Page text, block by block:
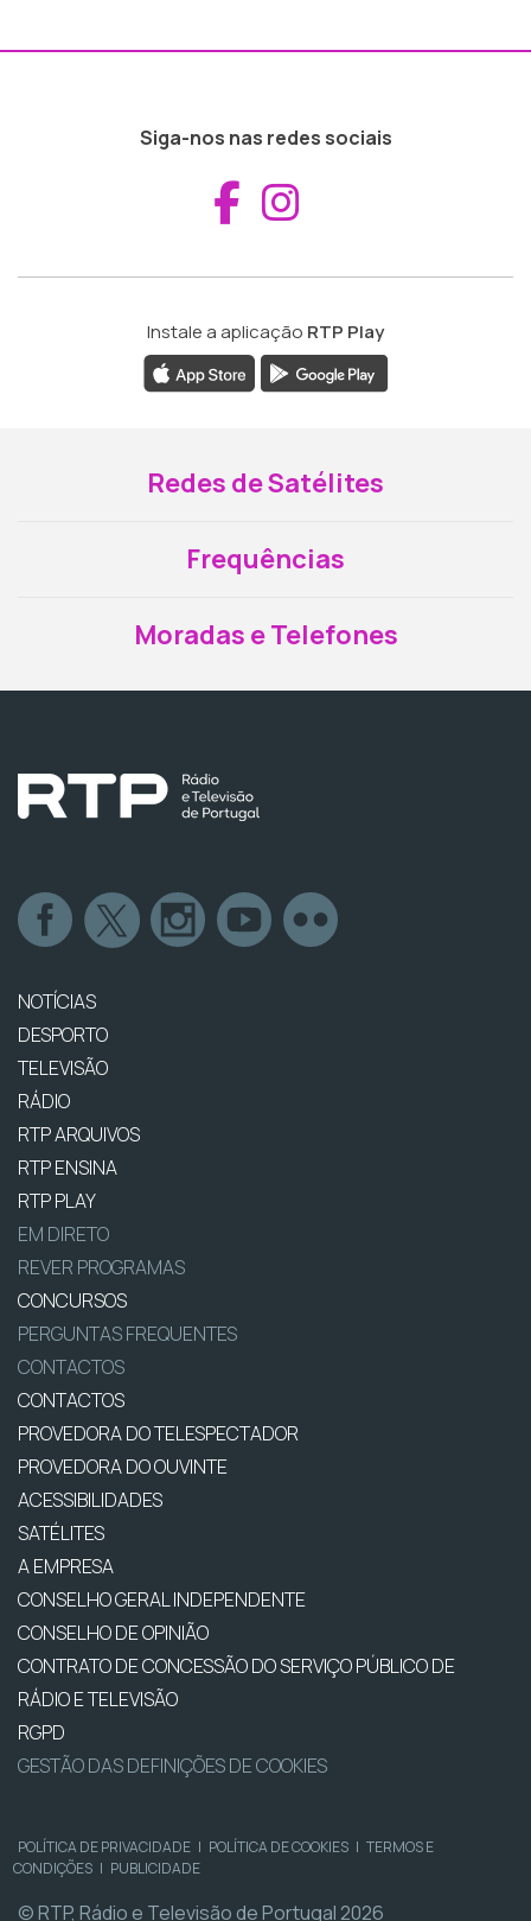
Siga-nos nas redes sociais
Aceder ao
Instale a aplicação RTP Play
Redes de Satélites
Frequências
Moradas e Telefones
NOTÍCIAS
DESPORTO
TELEVISÃO
RÁDIO
RTP ARQUIVOS
RTP ENSINA
RTP PLAY
EM DIRETO
REVER PROGRAMAS
CONCURSOS
PERGUNTAS FREQUENTES
CONTACTOS
CONTACTOS
PROVEDORA DO TELESPECTADOR
PROVEDORA DO OUVINTE
ACESSIBILIDADES
SATÉLITES
A EMPRESA
CONSELHO GERAL INDEPENDENTE
CONSELHO DE OPINIÃO
CONTRATO DE CONCESSÃO DO SERVIÇO PÚBLICO DE
RÁDIO E TELEVISÃO
RGPD
GESTÃO DAS DEFINIÇÕES DE COOKIES
POLÍTICA DE PRIVACIDADE | POLÍTICA DE COOKIES | TERMOS E
CONDIÇÕES | PUBLICIDADE
© RTP, Rádio e Televisão de Portugal 2026